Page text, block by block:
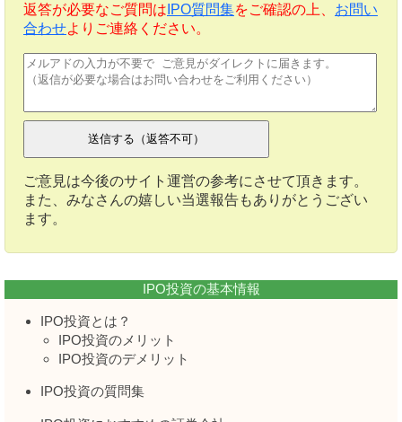
返答が必要なご質問は IPO質問集をご確認の上、 お問い
合わせよりご連絡ください。
ご意見は今後のサイト運営の参考にさせて頂きます。
また、みなさんの嬉しい当選報告もありがとうござい
ます。
IPO投資の基本情報
IPO投資とは？
IPO投資のメリット
IPO投資のデメリット
IPO投資の質問集